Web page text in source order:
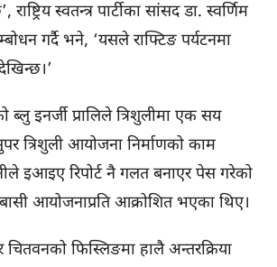
स्वतन्त्र पार्टीका सांसद डा. स्वर्णिम
गर्दै भने, ‘यसले राफ्टिङ पर्यटनमा
ब्लु इनर्जी प्रालिले त्रिशुलीमा एक सय
त्रिशुली आयोजना निर्माणको काम
इआइए रिपोर्ट नै गलत बनाएर पेस गरेको
आयोजनाप्रति आक्रोशित भएका थिए।
चितवनको फिस्लिङमा हालै अन्तरक्रिया